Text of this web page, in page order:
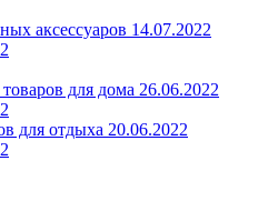
аксессуаров 14.07.2022
для дома 26.06.2022
для отдыха 20.06.2022